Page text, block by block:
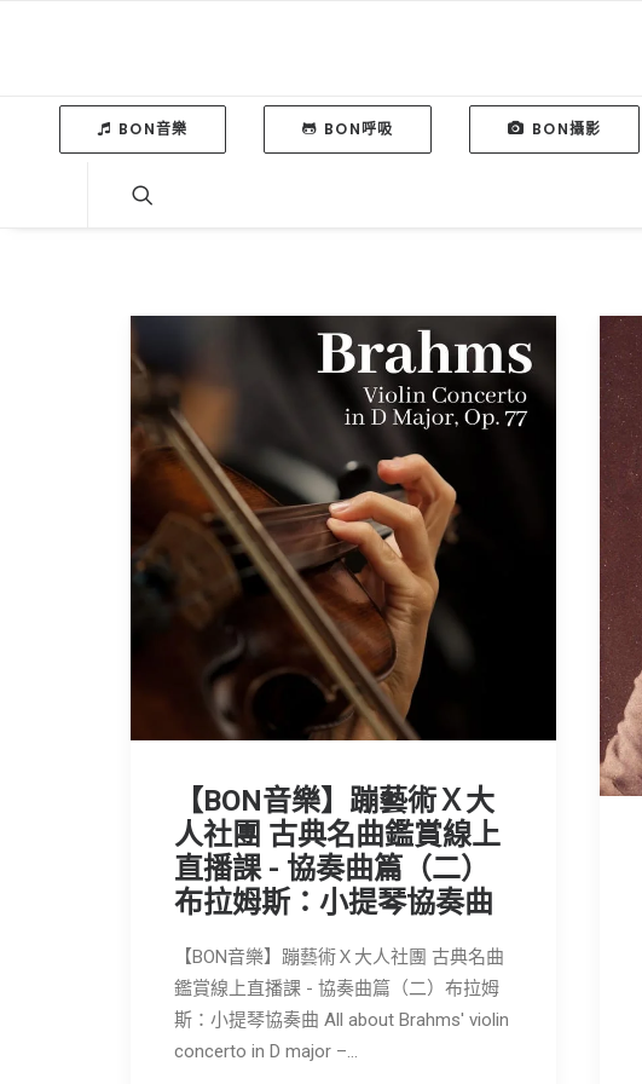
BON音樂 BON呼吸 BON攝影
【BON音樂】蹦藝術Ｘ大
人社團 古典名曲鑑賞線上
直播課 - 協奏曲篇（二）
布拉姆斯：小提琴協奏曲
【BON音樂】蹦藝術Ｘ大人社團 古典名曲
鑑賞線上直播課 - 協奏曲篇（二）布拉姆
斯：小提琴協奏曲 All about Brahms' violin
concerto in D major –…